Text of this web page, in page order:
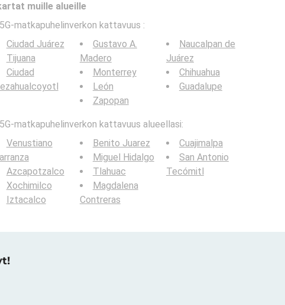
muille alueille
matkapuhelinverkon kattavuus :
Ciudad Juárez
Tijuana
Ciudad
Gustavo A.
Madero
Monterrey
León
Zapopan
Naucalpan de
Juárez
Chihuahua
Guadalupe
matkapuhelinverkon kattavuus alueellasi:
Venustiano
Azcapotzalco
Xochimilco
Iztacalco
Benito Juarez
Miguel Hidalgo
Tlahuac
Magdalena
Contreras
Cuajimalpa
San Antonio
Tecómitl